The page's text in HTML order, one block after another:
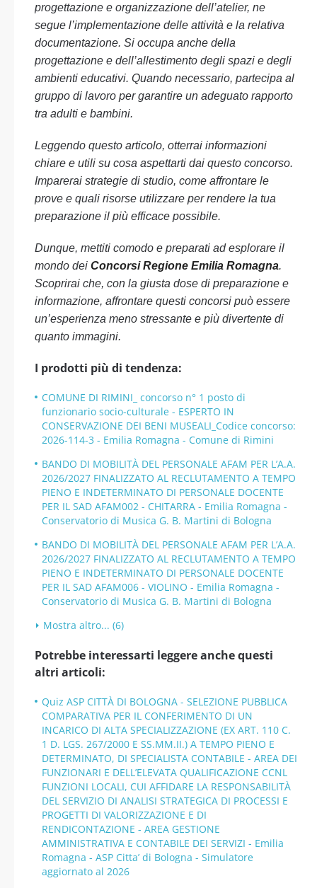
progettazione e organizzazione dell’atelier, ne
segue l’implementazione delle attività e la relativa
documentazione. Si occupa anche della
progettazione e dell’allestimento degli spazi e degli
ambienti educativi. Quando necessario, partecipa al
gruppo di lavoro per garantire un adeguato rapporto
tra adulti e bambini.
Leggendo questo articolo, otterrai informazioni
chiare e utili su cosa aspettarti dai questo concorso.
Imparerai strategie di studio, come affrontare le
prove e quali risorse utilizzare per rendere la tua
preparazione il più efficace possibile.
Dunque, mettiti comodo e preparati ad esplorare il
mondo dei Concorsi Regione Emilia Romagna.
Scoprirai che, con la giusta dose di preparazione e
informazione, affrontare questi concorsi può essere
un’esperienza meno stressante e più divertente di
quanto immagini.
I prodotti più di tendenza:
COMUNE DI RIMINI_ concorso n° 1 posto di
funzionario socio-culturale - ESPERTO IN
CONSERVAZIONE DEI BENI MUSEALI_Codice concorso:
2026-114-3 - Emilia Romagna - Comune di Rimini
BANDO DI MOBILITÀ DEL PERSONALE AFAM PER L’A.A.
2026/2027 FINALIZZATO AL RECLUTAMENTO A TEMPO
PIENO E INDETERMINATO DI PERSONALE DOCENTE
PER IL SAD AFAM002 - CHITARRA - Emilia Romagna -
Conservatorio di Musica G. B. Martini di Bologna
BANDO DI MOBILITÀ DEL PERSONALE AFAM PER L’A.A.
2026/2027 FINALIZZATO AL RECLUTAMENTO A TEMPO
PIENO E INDETERMINATO DI PERSONALE DOCENTE
PER IL SAD AFAM006 - VIOLINO - Emilia Romagna -
Conservatorio di Musica G. B. Martini di Bologna
Mostra altro... (6)
Potrebbe interessarti leggere anche questi
altri articoli:
Quiz ASP CITTÀ DI BOLOGNA - SELEZIONE PUBBLICA
COMPARATIVA PER IL CONFERIMENTO DI UN
INCARICO DI ALTA SPECIALIZZAZIONE (EX ART. 110 C.
1 D. LGS. 267/2000 E SS.MM.II.) A TEMPO PIENO E
DETERMINATO, DI SPECIALISTA CONTABILE - AREA DEI
FUNZIONARI E DELL’ELEVATA QUALIFICAZIONE CCNL
FUNZIONI LOCALI, CUI AFFIDARE LA RESPONSABILITÀ
DEL SERVIZIO DI ANALISI STRATEGICA DI PROCESSI E
PROGETTI DI VALORIZZAZIONE E DI
RENDICONTAZIONE - AREA GESTIONE
AMMINISTRATIVA E CONTABILE DEI SERVIZI - Emilia
Romagna - ASP Citta’ di Bologna - Simulatore
aggiornato al 2026